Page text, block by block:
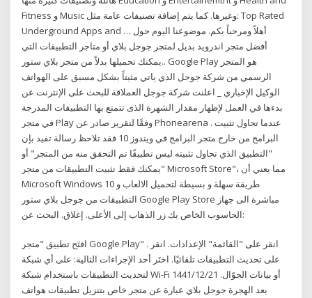
Fitness و Music وغيرها. كما يتم إضافة تصنيفات عامة مثل: Top Rated
Underground Apps and … أهلاً ومرحباً بكم. موضوعنا اليوم حول
أفضل متجر اندرويد بديل لمتجر جوجل بلاي أو متاجر التطبيقات التي
يمكنك تحميلها بدلاً من متجر بلاي ستور.. Google Play هو المتجر
الرسمي من شركة جوجل الذي ياتي مثبتاً بشكل مسبق على الهواتف
الوكيل الإخباري _ اعلنت شركة جوجل العملاقة للبحث على الإنترنت عن
بدءها في العمل لإظهار مقدار الشهرة الذى تتمتع بها التطبيقات المدرجة
في متجر Play وفقًا لتقرير صادر عن Phonearena . عندما تحاول تثبيت
البرامج من خارج متجر البرامج في ويندوز 10 فقد تلاحظ رسالة تفيد بإن
"التطبيق الذي تحاول تثبيته ليس تطبيقًا تم التحقق منه من المتجر" أو
"يمكنك فقط تثبيت التطبيقات من متجر Microsoft Store"، مما يعني أن
Microsoft Windows 10 طريقة سهلة و بسيطة لتحميل الالعاب و
التطبيقات من جوجل بلاي ستور Google Play Store مباشرة الى جهاز
الحاسوب الخاص بك زر الذهاب إلى الأعلى. إغلاق. البحث عن:
افتَح تطبيق "متجر Google Play" . انقر على "القائمة" الإعدادات. انقر
على تحديث التطبيقات تلقائيًا. اختَر أحد الإجراءات التالية: على أي شبكة
لتحديث التطبيقات باستخدام شبكة Wi-Fi أو بيانات الجوّال. 21‏‏/12‏‏/1441
بعد الهجرة جوجل بلاي عبارة عن متجر خاص بتنزيل تطبيقات هواتف